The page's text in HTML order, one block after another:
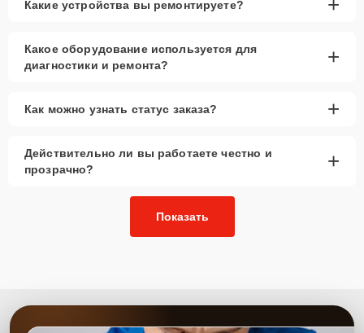
Какие устройства вы ремонтируете?
Какое оборудование используется для
диагностики и ремонта?
+
Как можно узнать статус заказа? +
Действительно ли вы работаете честно и
прозрачно?
+
Показать